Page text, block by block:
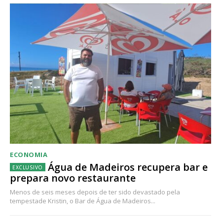
ECONOMIA
Água de Madeiros recupera bar e
prepara novo restaurante
Menos de seis meses depois de ter sido devastado pela
tempestade Kristin, o Bar de Água de Madeiros...